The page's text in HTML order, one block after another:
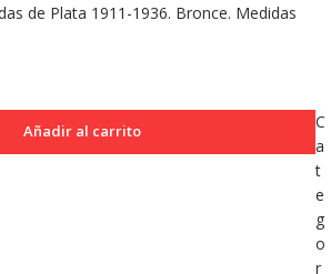
de Plata 1911-1936. Bronce. Medidas
Añadir al carrito
C
a
t
e
g
o
r